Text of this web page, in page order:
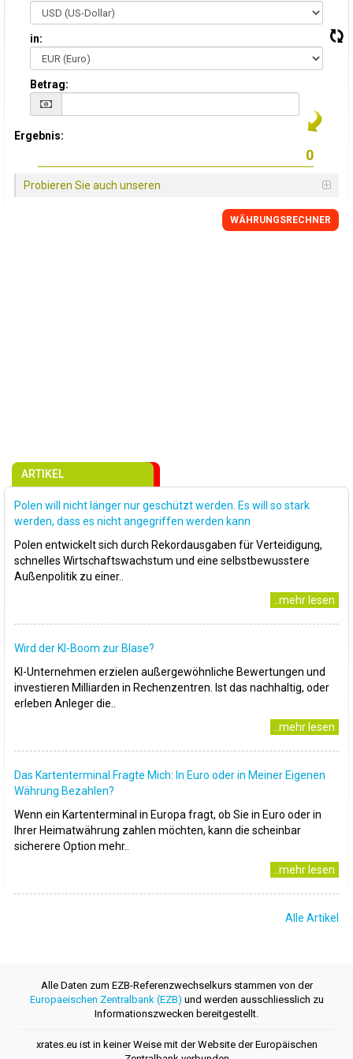
in:
Betrag:
Ergebnis:
Probieren Sie auch unseren
WÄHRUNGSRECHNER
ARTIKEL
Polen will nicht länger nur geschützt werden. Es will so stark
werden, dass es nicht angegriffen werden kann
Polen entwickelt sich durch Rekordausgaben für Verteidigung,
schnelles Wirtschaftswachstum und eine selbstbewusstere
Außenpolitik zu einer..
..mehr lesen
Wird der KI-Boom zur Blase?
KI-Unternehmen erzielen außergewöhnliche Bewertungen und
investieren Milliarden in Rechenzentren. Ist das nachhaltig, oder
erleben Anleger die..
..mehr lesen
Das Kartenterminal Fragte Mich: In Euro oder in Meiner Eigenen
Währung Bezahlen?
Wenn ein Kartenterminal in Europa fragt, ob Sie in Euro oder in
Ihrer Heimatwährung zahlen möchten, kann die scheinbar
sicherere Option mehr..
..mehr lesen
Alle Artikel
Alle Daten zum EZB-Referenzwechselkurs stammen von der
Europaeischen Zentralbank (EZB) und werden ausschliesslich zu
Informationszwecken bereitgestellt.
xrates.eu ist in keiner Weise mit der Website der Europäischen